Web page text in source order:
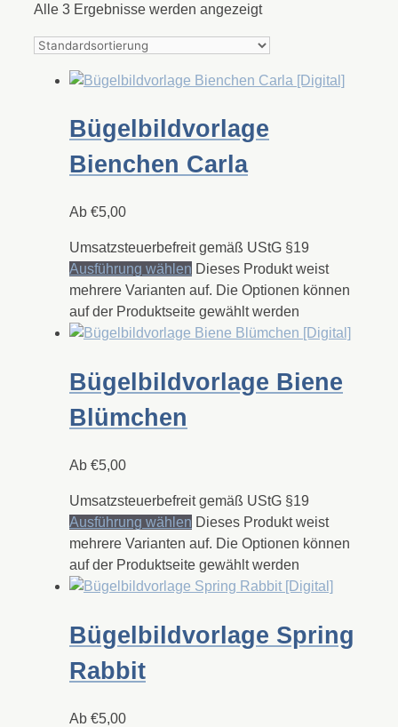
Alle 3 Ergebnisse werden angezeigt
Bügelbildvorlage
Bienchen Carla
Ab €5,00
Umsatzsteuerbefreit gemäß UStG §19
Ausführung wählen Dieses Produkt weist
mehrere Varianten auf. Die Optionen können
auf der Produktseite gewählt werden
Bügelbildvorlage Biene
Blümchen
Ab €5,00
Umsatzsteuerbefreit gemäß UStG §19
Ausführung wählen Dieses Produkt weist
mehrere Varianten auf. Die Optionen können
auf der Produktseite gewählt werden
Bügelbildvorlage Spring
Rabbit
Ab €5,00